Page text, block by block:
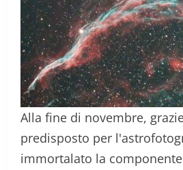
Alla fine di novembre,
predisposto per
immortalato la